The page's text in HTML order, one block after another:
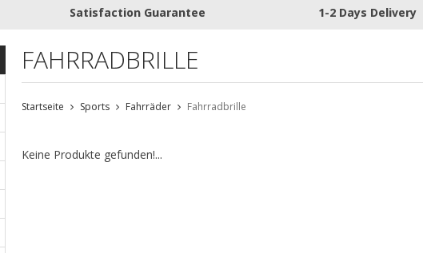
Satisfaction Guarantee 1-2 Days Delivery
FAHRRADBRILLE
Startseite Sports Fahrräder Fahrradbrille
Keine Produkte gefunden!...